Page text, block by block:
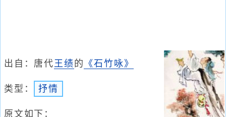
出自：唐代王绩 的 《石竹咏》
类型： 抒情
原文如下：